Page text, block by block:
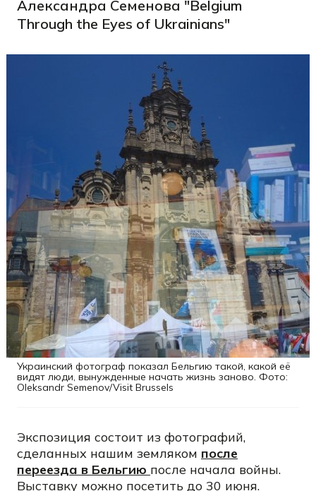
Александра Семенова "Belgium
Through the Eyes of Ukrainians"
Украинский фотограф показал Бельгию такой, какой её
видят люди, вынужденные начать жизнь заново. Фото:
Oleksandr Semenov/Visit Brussels
Экспозиция состоит из фотографий,
сделанных нашим земляком после
переезда в Бельгию после начала войны.
Выставку можно посетить до 30 июня.